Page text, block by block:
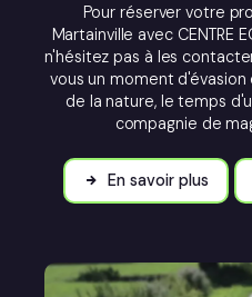
Pour réserver votre
Martainville avec CENTRE
n'hésitez pas à les
vous un moment
de la nature, le temps
compagnie de
En savoir plus